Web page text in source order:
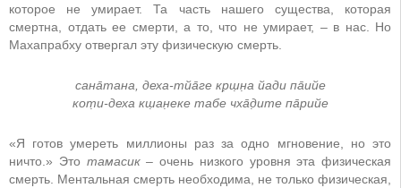
которое не умирает. Та часть нашего существа, которая
смертна, отдать ее смерти, а то, что не умирает, – в нас. Но
Махапрабху отвергал эту физическую смерть.
сана̄тана, деха-тйа̄ге кр̣ш̣н̣а йади па̄ийе
кот̣и-деха кш̣ан̣еке табе чха̄д̣ите па̄рийе
«Я готов умереть миллионы раз за одно мгновение, но это
ничто.» Это тамасик – очень низкого уровня эта физическая
смерть. Ментальная смерть необходима, не только физическая,